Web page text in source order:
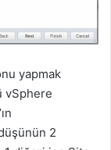
yapmak
vSphere
2